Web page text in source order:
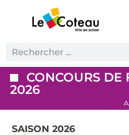
CONCOURS DE
2026
SAISON 2026